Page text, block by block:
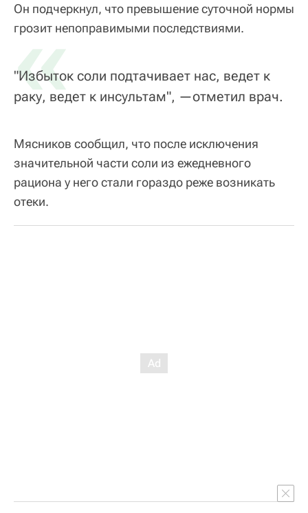
Он подчеркнул, что превышение суточной нормы
грозит непоправимыми последствиями.
«
"Избыток соли подтачивает нас, ведет к
раку, ведет к инсультам", —отметил врач.
Мясников сообщил, что после исключения
значительной части соли из ежедневного
рациона у него стали гораздо реже возникать
отеки.